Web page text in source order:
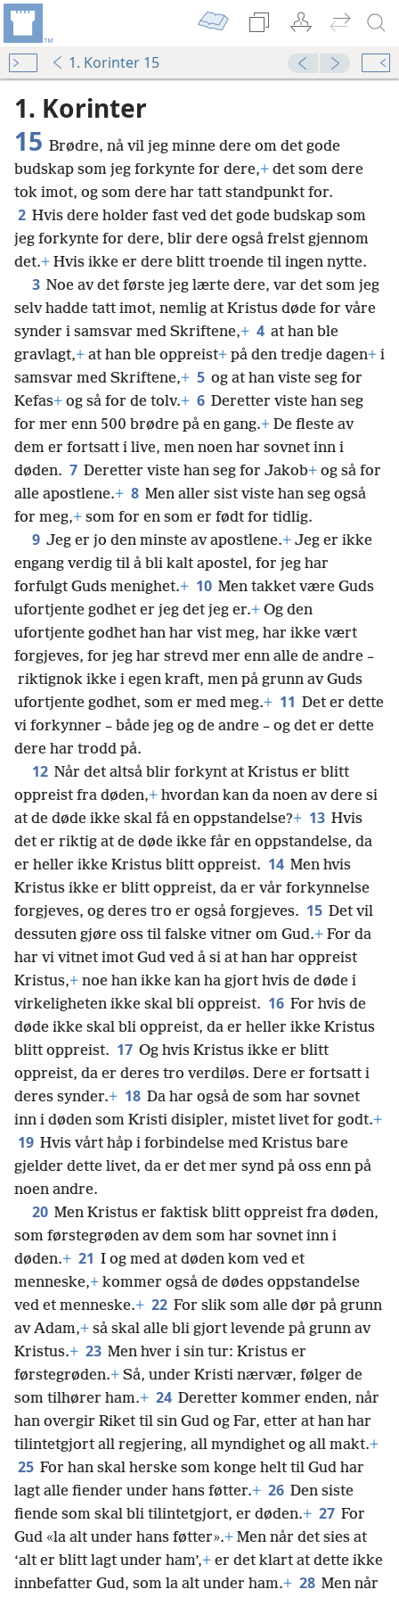
1. Korinter 15
1. Korinter
15 Brødre, nå vil jeg minne dere om det gode
budskap som jeg forkynte for dere,+ det som dere
tok imot, og som dere har tatt standpunkt for.
2 Hvis dere holder fast ved det gode budskap som
jeg forkynte for dere, blir dere også frelst gjennom
det.+ Hvis ikke er dere blitt troende til ingen nytte.
3 Noe av det første jeg lærte dere, var det som jeg
selv hadde tatt imot, nemlig at Kristus døde for våre
synder i samsvar med Skriftene,+ 4 at han ble
gravlagt,+ at han ble oppreist+ på den tredje dagen+ i
samsvar med Skriftene,+ 5 og at han viste seg for
Kefas+ og så for de tolv.+ 6 Deretter viste han seg
for mer enn 500 brødre på en gang.+ De fleste av
dem er fortsatt i live, men noen har sovnet inn i
døden. 7 Deretter viste han seg for Jakob+ og så for
alle apostlene.+ 8 Men aller sist viste han seg også
for meg,+ som for en som er født for tidlig.
9 Jeg er jo den minste av apostlene.+ Jeg er ikke
engang verdig til å bli kalt apostel, for jeg har
forfulgt Guds menighet.+ 10 Men takket være Guds
ufortjente godhet er jeg det jeg er.+ Og den
ufortjente godhet han har vist meg, har ikke vært
forgjeves, for jeg har strevd mer enn alle de andre –
riktignok ikke i egen kraft, men på grunn av Guds
ufortjente godhet, som er med meg.+ 11 Det er dette
vi forkynner – både jeg og de andre – og det er dette
dere har trodd på.
12 Når det altså blir forkynt at Kristus er blitt
oppreist fra døden,+ hvordan kan da noen av dere si
at de døde ikke skal få en oppstandelse?+ 13 Hvis
det er riktig at de døde ikke får en oppstandelse, da
er heller ikke Kristus blitt oppreist. 14 Men hvis
Kristus ikke er blitt oppreist, da er vår forkynnelse
forgjeves, og deres tro er også forgjeves. 15 Det vil
dessuten gjøre oss til falske vitner om Gud.+ For da
har vi vitnet imot Gud ved å si at han har oppreist
Kristus,+ noe han ikke kan ha gjort hvis de døde i
virkeligheten ikke skal bli oppreist. 16 For hvis de
døde ikke skal bli oppreist, da er heller ikke Kristus
blitt oppreist. 17 Og hvis Kristus ikke er blitt
oppreist, da er deres tro verdiløs. Dere er fortsatt i
deres synder.+ 18 Da har også de som har sovnet
inn i døden som Kristi disipler, mistet livet for godt.+
19 Hvis vårt håp i forbindelse med Kristus bare
gjelder dette livet, da er det mer synd på oss enn på
noen andre.
20 Men Kristus er faktisk blitt oppreist fra døden,
som førstegrøden av dem som har sovnet inn i
døden.+ 21 I og med at døden kom ved et
menneske,+ kommer også de dødes oppstandelse
ved et menneske.+ 22 For slik som alle dør på grunn
av Adam,+ så skal alle bli gjort levende på grunn av
Kristus.+ 23 Men hver i sin tur: Kristus er
førstegrøden.+ Så, under Kristi nærvær, følger de
som tilhører ham.+ 24 Deretter kommer enden, når
han overgir Riket til sin Gud og Far, etter at han har
tilintetgjort all regjering, all myndighet og all makt.+
25 For han skal herske som konge helt til Gud har
lagt alle fiender under hans føtter.+ 26 Den siste
fiende som skal bli tilintetgjort, er døden.+ 27 For
Gud «la alt under hans føtter».+ Men når det sies at
‘alt er blitt lagt under ham’,+ er det klart at dette ikke
innbefatter Gud, som la alt under ham.+ 28 Men når